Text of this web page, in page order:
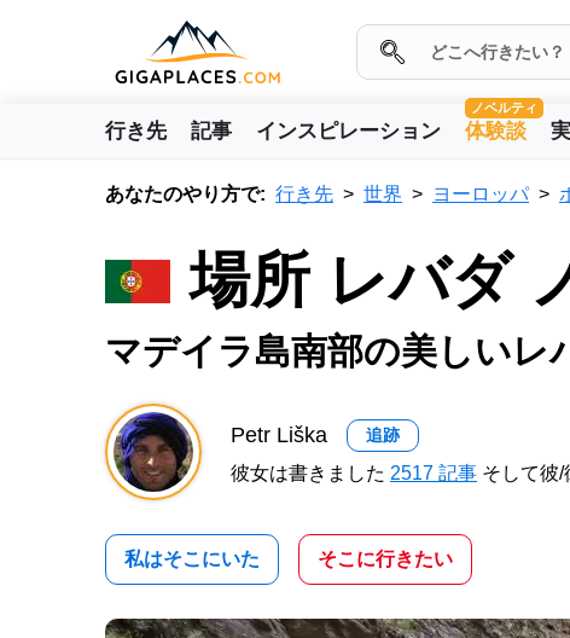
行き先 記事 インスピレーション
ノベルティ
体験談
あなたのやり方で: 行き先 世界 ヨーロッパ
場所 レバダ
マデイラ島南部の美しいレ
Petr Liška 追跡
彼女は書きました 2517 記事 そして彼
私はそこにいた そこに行きたい